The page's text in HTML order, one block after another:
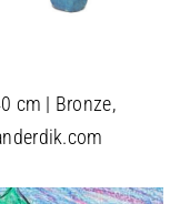
cm | Bronze,